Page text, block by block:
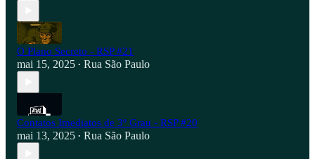
O Plano Secreto - RSP #21
mai 15, 2025 • Rua São Paulo
Contatos Imediatos de 3º Grau - RSP #20
mai 13, 2025 • Rua São Paulo